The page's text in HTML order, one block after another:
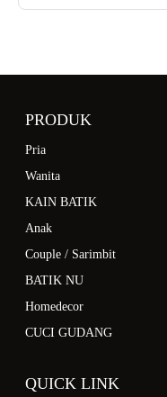
PRODUK
Pria
Wanita
KAIN BATIK
Anak
Couple / Sarimbit
BATIK NU
Homedecor
CUCI GUDANG
QUICK LINK